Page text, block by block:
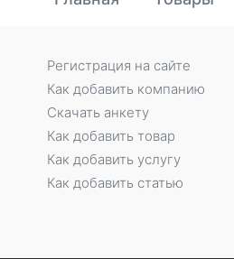
Регистрация на сайте
Как добавить компанию
Скачать анкету
Как добавить товар
Как добавить услугу
Как добавить статью